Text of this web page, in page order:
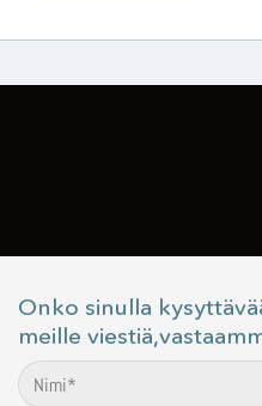
Onko sinulla
meille